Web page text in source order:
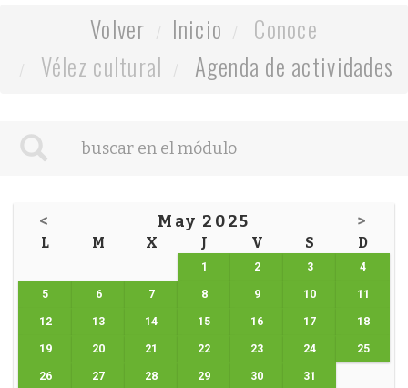
Volver Inicio
Conoce
Vélez cultural
Agenda de actividades
< May 2025 >
L M X J V S D
1 2 3 4
5 6 7 8 9 10 11
12 13 14 15 16 17 18
19 20 21 22 23 24 25
26 27 28 29 30 31